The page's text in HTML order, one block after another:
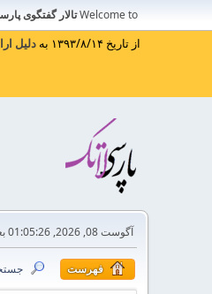
Welcome toتالار گفتگوی
از تاریخ ۱۳۹۳/۸/۱۴ به دلیل
آگوست 08, 2026, 01:05:26 بعد از ظهر
فهرست